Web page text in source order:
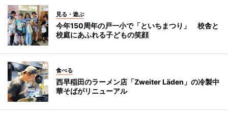
見る・遊ぶ
今年150周年の戸一小で「といちまつり」 校舎と
校庭にあふれる子どもの笑顔
食べる
西早稲田のラーメン店「Zweiter Läden」の冷製中
華そばがリニューアル